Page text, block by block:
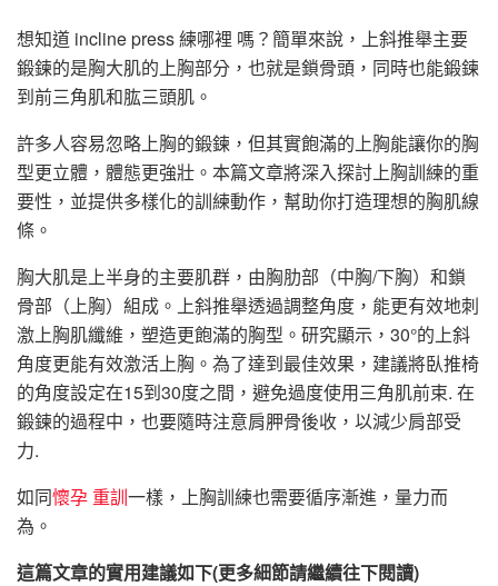
想知道 incline press 練哪裡 嗎？簡單來說，上斜推舉主要
鍛鍊的是胸大肌的上胸部分，也就是鎖骨頭，同時也能鍛鍊
到前三角肌和肱三頭肌。
許多人容易忽略上胸的鍛鍊，但其實飽滿的上胸能讓你的胸
型更立體，體態更強壯。本篇文章將深入探討上胸訓練的重
要性，並提供多樣化的訓練動作，幫助你打造理想的胸肌線
條。
胸大肌是上半身的主要肌群，由胸肋部（中胸/下胸）和鎖
骨部（上胸）組成。上斜推舉透過調整角度，能更有效地刺
激上胸肌纖維，塑造更飽滿的胸型。研究顯示，30°的上斜
角度更能有效激活上胸。為了達到最佳效果，建議將臥推椅
的角度設定在15到30度之間，避免過度使用三角肌前束. 在
鍛鍊的過程中，也要隨時注意肩胛骨後收，以減少肩部受
力.
如同懷孕 重訓一樣，上胸訓練也需要循序漸進，量力而
為。
這篇文章的實用建議如下(更多細節請繼續往下閱讀)